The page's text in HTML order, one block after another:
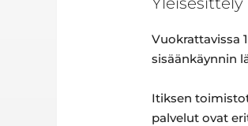
Vuokrattavissa
sisäänkäynnin
Itiksen
palvelut ovat